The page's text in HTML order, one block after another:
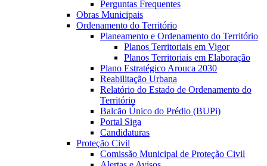
Perguntas Frequentes
Obras Municipais
Ordenamento do Território
Planeamento e Ordenamento do Território
Planos Territoriais em Vigor
Planos Territoriais em Elaboração
Plano Estratégico Arouca 2030
Reabilitação Urbana
Relatório do Estado de Ordenamento do
Território
Balcão Único do Prédio (BUPi)
Portal Siga
Candidaturas
Proteção Civil
Comissão Municipal de Proteção Civil